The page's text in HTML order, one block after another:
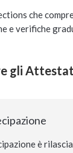
che
e verifiche
gli
è